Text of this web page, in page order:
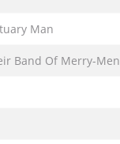
Man
Band Of Merry-Men